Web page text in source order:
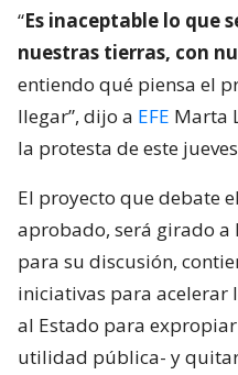
“Es inaceptable lo que
nuestras tierras, con
entiendo qué piensa el
llegar”, dijo a EFE Marta
la protesta de este
El proyecto que debate
aprobado, será girado a
para su discusión,
iniciativas para acelerar
al Estado para
utilidad pública- y